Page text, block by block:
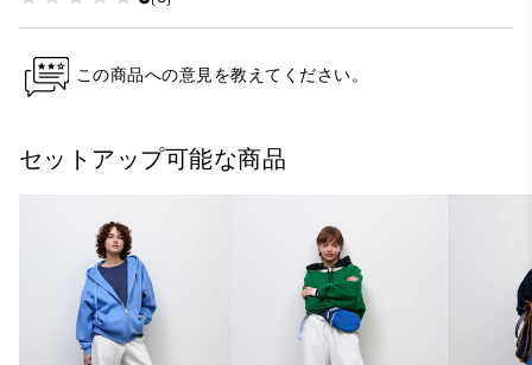
この商品への意見を教えてください。
セットアップ可能な商品